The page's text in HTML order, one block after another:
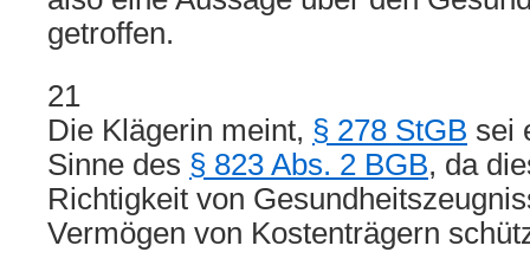
getroffen.
21
Die Klägerin meint, § 278 StGB sei
Sinne des § 823 Abs. 2 BGB, da
Richtigkeit von
Vermögen von Kostenträgern